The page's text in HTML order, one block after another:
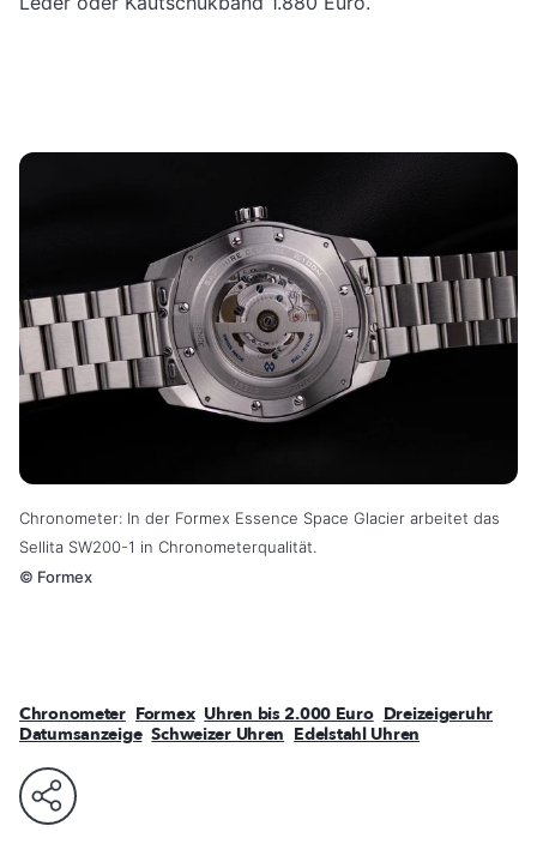
Chronometer: In der Formex Essence Space Glacier arbeitet das
Sellita SW200-1 in Chronometerqualität.
© Formex
Chronometer Formex Uhren bis 2.000 Euro Dreizeigeruhr
Datumsanzeige Schweizer Uhren Edelstahl Uhren